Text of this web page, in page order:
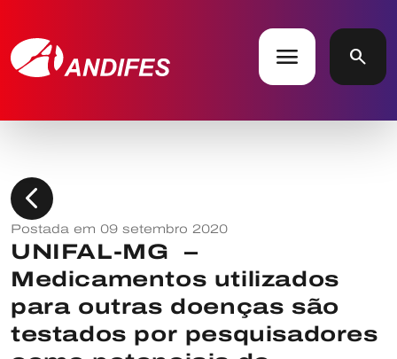
menu search
chevron_left
Postada em 09 setembro 2020
UNIFAL-MG –
Medicamentos utilizados
para outras doenças são
testados por pesquisadores